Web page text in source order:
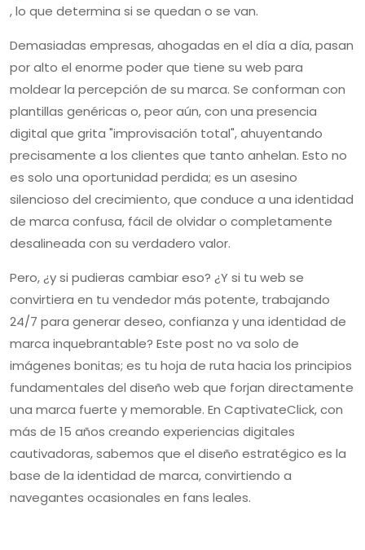
, lo que determina si se quedan o se van.
Demasiadas empresas, ahogadas en el día a día, pasan
por alto el enorme poder que tiene su web para
moldear la percepción de su marca. Se conforman con
plantillas genéricas o, peor aún, con una presencia
digital que grita "improvisación total", ahuyentando
precisamente a los clientes que tanto anhelan. Esto no
es solo una oportunidad perdida; es un asesino
silencioso del crecimiento, que conduce a una identidad
de marca confusa, fácil de olvidar o completamente
desalineada con su verdadero valor.
Pero, ¿y si pudieras cambiar eso? ¿Y si tu web se
convirtiera en tu vendedor más potente, trabajando
24/7 para generar deseo, confianza y una identidad de
marca inquebrantable? Este post no va solo de
imágenes bonitas; es tu hoja de ruta hacia los principios
fundamentales del diseño web que forjan directamente
una marca fuerte y memorable. En CaptivateClick, con
más de 15 años creando experiencias digitales
cautivadoras, sabemos que el diseño estratégico es la
base de la identidad de marca, convirtiendo a
navegantes ocasionales en fans leales.